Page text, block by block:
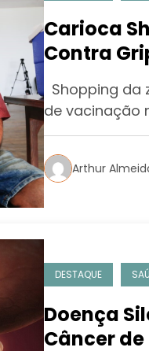
Carioca
Contra
Shopping da
de vacinação
Arthur
DESTAQUE
Doença
Câncer